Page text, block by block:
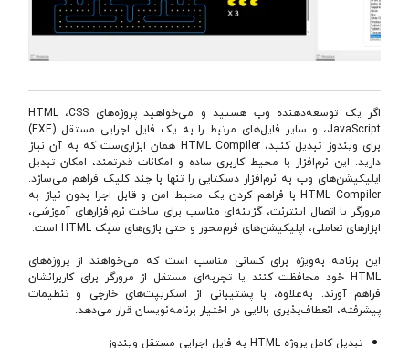
اگر یک توسعه‌دهنده وب هستید و می‌خواهید پروژه‌های HTML ،CSS
،JavaScript و سایر فایل‌های مرتبط را به یک فایل اجرایی مستقل (EXE)
برای ویندوز تبدیل کنید، HTML Compiler همان ابزاری‌ست که به آن نیاز
دارید. این نرم‌افزار با محیط کاربری ساده و امکانات قدرتمند، امکان تبدیل
اپلیکیشن‌های وب به نرم‌افزار دسکتاپی را تنها با چند کلیک فراهم می‌سازد.
HTML Compiler با فراهم کردن یک محیط امن و قابل اجرا بدون نیاز به
مرورگر یا اتصال اینترنت، گزینه‌ای مناسب برای ساخت نرم‌افزارهای آموزشی،
ابزارهای تعاملی، اپلیکیشن‌های فرم‌محور و حتی بازی‌های سبک HTML است.
این برنامه به‌ویژه برای کسانی مناسب است که می‌خواهند از پروژه‌های
HTML خود محافظت کنند یا تجربه‌ای مستقل از مرورگر برای کاربرانشان
فراهم آورند. به‌علاوه، با پشتیبانی از اسکریپت‌های خارجی و تنظیمات
پیشرفته، انعطاف‌پذیری بالایی در اختیار برنامه‌نویسان قرار می‌دهد.
تبدیل کامل پروژه HTML به فایل اجرایی مستقل ویندوز